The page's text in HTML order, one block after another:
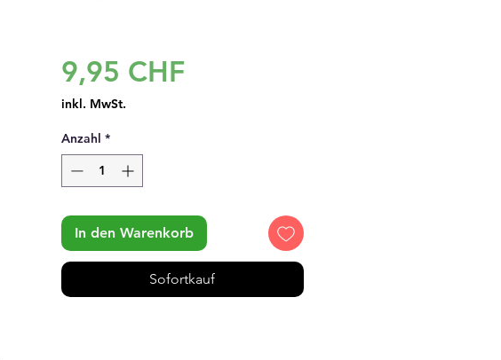
9,95 CHFPreis
inkl. MwSt.
Anzahl *
In den Warenkorb
Sofortkauf